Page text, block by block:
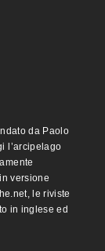
da Paolo
l’arcipelago
versione
le riviste
in inglese ed